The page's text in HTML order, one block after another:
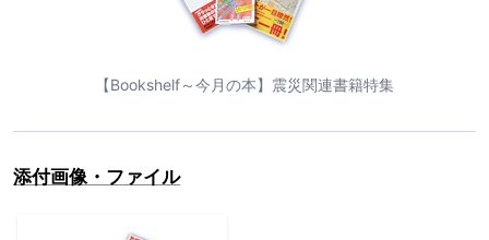
【Bookshelf～今月の本】震災関連書籍特集
添付画像・ファイル